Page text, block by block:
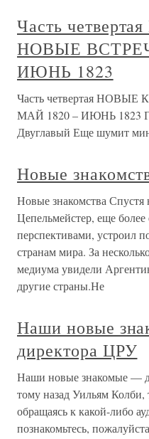
Часть
НОВЫЕ
ИЮНЬ 1823
Часть четвертая
МАЙ 1820 – ИЮНЬ 1823
Двуглавый Еще шумит
Новые
Новые знакомства Спустя
Цепельмейстер, еще
перспективами, устроил
странам мира. За
медиума увидели
другие страны.Не
Наши новые
директора ЦРУ
Наши новые знакомые —
тому назад Уильям
обращаясь к какой-либо
познакомьтесь,